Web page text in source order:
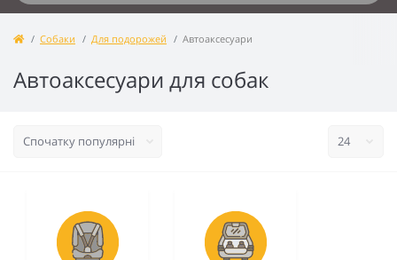
Собаки Для подорожей Автоаксесуари
Автоаксесуари для собак